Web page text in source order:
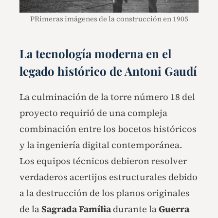
PRimeras imágenes de la construcción en 1905
La tecnología moderna en el
legado histórico de Antoni Gaudí
La culminación de la torre número 18 del
proyecto requirió de una compleja
combinación entre los bocetos históricos
y la ingeniería digital contemporánea.
Los equipos técnicos debieron resolver
verdaderos acertijos estructurales debido
a la destrucción de los planos originales
de laSagrada Famíliadurante laGuerra